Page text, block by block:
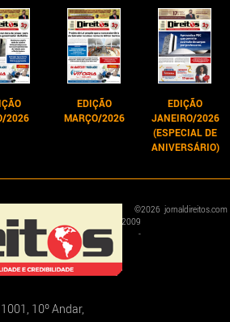
2026
EDIÇÃO
MARÇO/2026
EDIÇÃO
JANEIRO/2026
(ESPECIAL DE
ANIVERSÁRIO)
10º Andar,
©
2009
-
2026 jornaldireitos.com